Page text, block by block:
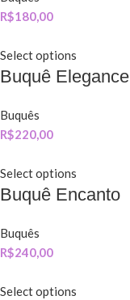
R$180,00
Select options
Buquê Elegance
Buquês
R$220,00
Select options
Buquê Encanto
Buquês
R$240,00
Select options